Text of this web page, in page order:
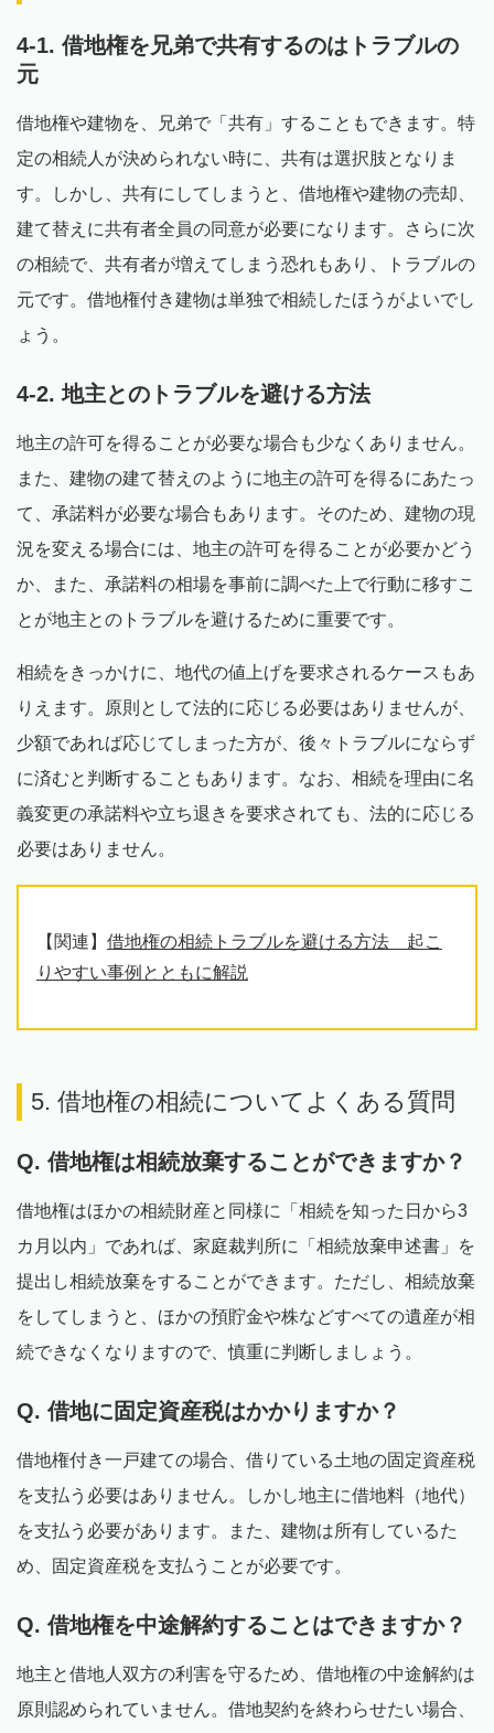
4-1. 借地権を兄弟で共有するのはトラブルの
元
借地権や建物を、兄弟で「共有」することもできます。特
定の相続人が決められない時に、共有は選択肢となりま
す。しかし、共有にしてしまうと、借地権や建物の売却、
建て替えに共有者全員の同意が必要になります。さらに次
の相続で、共有者が増えてしまう恐れもあり、トラブルの
元です。借地権付き建物は単独で相続したほうがよいでし
ょう。
4-2. 地主とのトラブルを避ける方法
地主の許可を得ることが必要な場合も少なくありません。
また、建物の建て替えのように地主の許可を得るにあたっ
て、承諾料が必要な場合もあります。そのため、建物の現
況を変える場合には、地主の許可を得ることが必要かどう
か、また、承諾料の相場を事前に調べた上で行動に移すこ
とが地主とのトラブルを避けるために重要です。
相続をきっかけに、地代の値上げを要求されるケースもあ
りえます。原則として法的に応じる必要はありませんが、
少額であれば応じてしまった方が、後々トラブルにならず
に済むと判断することもあります。なお、相続を理由に名
義変更の承諾料や立ち退きを要求されても、法的に応じる
必要はありません。
【関連】 借地権の相続トラブルを避ける方法 起こ
りやすい事例とともに解説
5. 借地権の相続についてよくある質問
Q. 借地権は相続放棄することができますか？
借地権はほかの相続財産と同様に「相続を知った日から3
カ月以内」であれば、家庭裁判所に「相続放棄申述書」を
提出し相続放棄をすることができます。ただし、相続放棄
をしてしまうと、ほかの預貯金や株などすべての遺産が相
続できなくなりますので、慎重に判断しましょう。
Q. 借地に固定資産税はかかりますか？
借地権付き一戸建ての場合、借りている土地の固定資産税
を支払う必要はありません。しかし地主に借地料（地代）
を支払う必要があります。また、建物は所有しているた
め、固定資産税を支払うことが必要です。
Q. 借地権を中途解約することはできますか？
地主と借地人双方の利害を守るため、借地権の中途解約は
原則認められていません。借地契約を終わらせたい場合、